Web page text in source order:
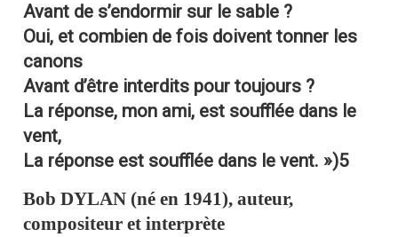
Avant de s’endormir sur le sable ?
Oui, et combien de fois doivent tonner les
canons
Avant d’être interdits pour toujours ?
La réponse, mon ami, est soufflée dans le
vent,
La réponse est soufflée dans le vent. »)5
BobDYLAN (né en 1941), auteur,
compositeur et interprète